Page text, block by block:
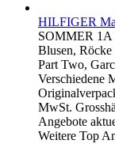
HILFIGER
SOMMER 1A
Blusen,
Part Two,
Verschiedene
MwSt.
Angebote
Weitere Top